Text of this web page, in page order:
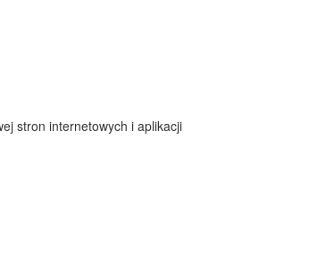
stron internetowych i aplikacji